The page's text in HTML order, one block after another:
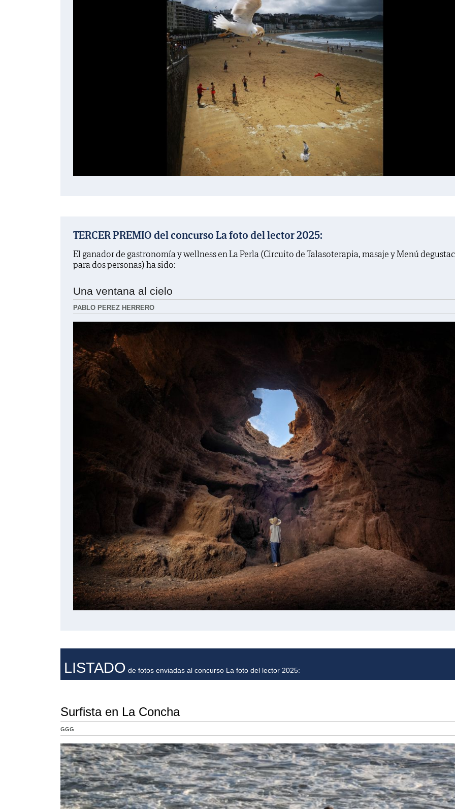
TERCER PREMIO del concurso La foto del lector 2025:
El ganador de gastronomía y wellness en La Perla (Circuito de Talasoterapia, masaje y Menú
para dos personas) ha sido:
Una ventana al cielo
PABLO PEREZ HERRERO
LISTADO de fotos enviadas al concurso La foto del lector 2025:
Surfista en La Concha
GGG